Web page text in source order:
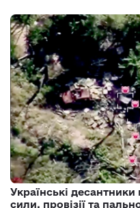
Українські
сили, провізії та